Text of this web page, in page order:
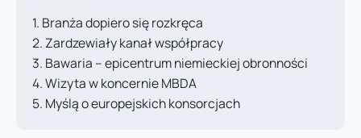
Branża dopiero się rozkręca
Zardzewiały kanał współpracy
Bawaria – epicentrum niemieckiej obronności
Wizyta w koncernie MBDA
Myślą o europejskich konsorcjach